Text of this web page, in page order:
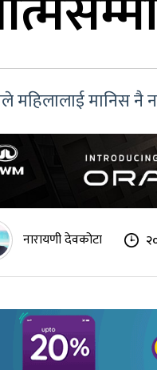
महिलालाई मानिस नै
नारायणी देवकोटा